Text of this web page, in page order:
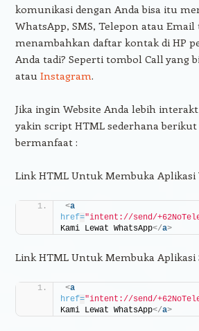
komunikasi dengan Anda bisa itu
WhatsApp, SMS, Telepon atau
menambahkan daftar kontak di HP
Anda tadi? Seperti tombol Call yang
atau Instagram.
Jika ingin Website Anda lebih
yakin script HTML sederhana
bermanfaat :
Link HTML Untuk Membuka Aplikasi
<a
href="intent://send/
Kami Lewat WhatsApp</a>
Link HTML Untuk Membuka Aplikasi
<a
href="intent://send/
Kami Lewat WhatsApp</a>